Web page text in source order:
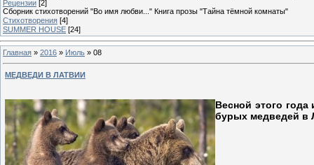
Рецензии [2]
Сборник стихотворений "Во имя любви..." Книга прозы "Тайна тёмной комнаты"
Стихотворения [4]
SUMMER HOUSE [24]
Главная » 2016 » Июль » 08
МЕДВЕДИ В ЛАТВИИ
Весной этого года
бурых медведей в